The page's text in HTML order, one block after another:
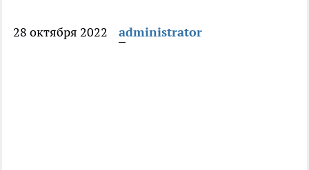
28 октября 2022 administrator